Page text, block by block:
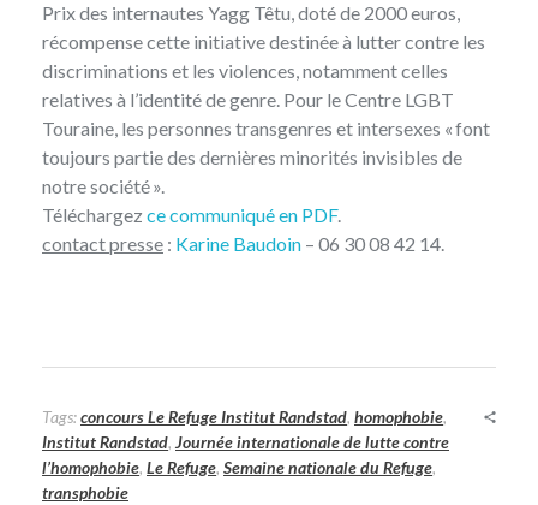
Prix des internautes Yagg Têtu, doté de 2000 euros,
récompense cette initiative destinée à lutter contre les
discriminations et les violences, notamment celles
relatives à l’identité de genre. Pour le Centre LGBT
Touraine, les personnes transgenres et intersexes « font
toujours partie des dernières minorités invisibles de
notre société ».
Téléchargez ce communiqué en PDF.
contact presse : Karine Baudoin – 06 30 08 42 14.
Tags:concours Le Refuge Institut Randstad, homophobie,
Institut Randstad, Journée internationale de lutte contre
l’homophobie, Le Refuge, Semaine nationale du Refuge,
transphobie